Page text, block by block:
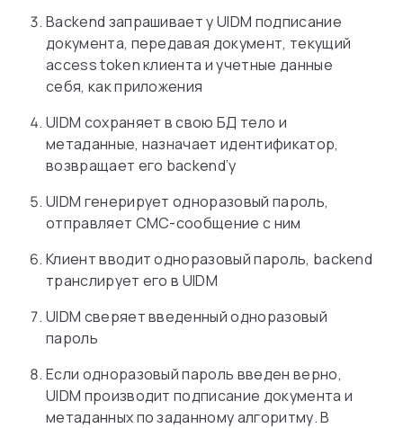
Backend запрашивает у UIDM подписание
документа, передавая документ, текущий
access token клиента и учетные данные
себя, как приложения
UIDM сохраняет в свою БД тело и
метаданные, назначает идентификатор,
возвращает его backend’у
UIDM генерирует одноразовый пароль,
отправляет СМС-сообщение с ним
Клиент вводит одноразовый пароль, backend
транслирует его в UIDM
UIDM сверяет введенный одноразовый
пароль
Если одноразовый пароль введен верно,
UIDM производит подписание документа и
метаданных по заданному алгоритму. В